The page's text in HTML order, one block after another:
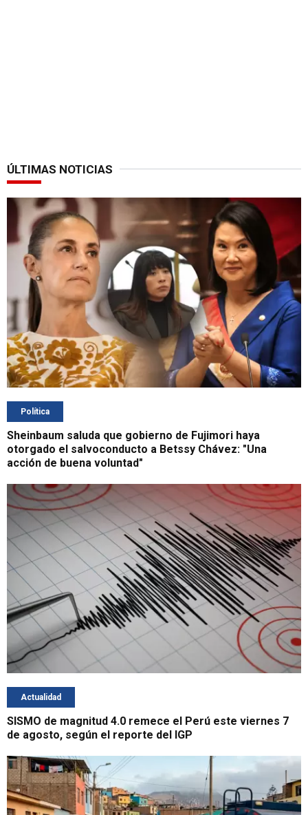
ÚLTIMAS NOTICIAS
Política
Sheinbaum saluda que gobierno de Fujimori haya
otorgado el salvoconducto a Betssy Chávez: "Una
acción de buena voluntad"
Actualidad
SISMO de magnitud 4.0 remece el Perú este viernes 7
de agosto, según el reporte del IGP